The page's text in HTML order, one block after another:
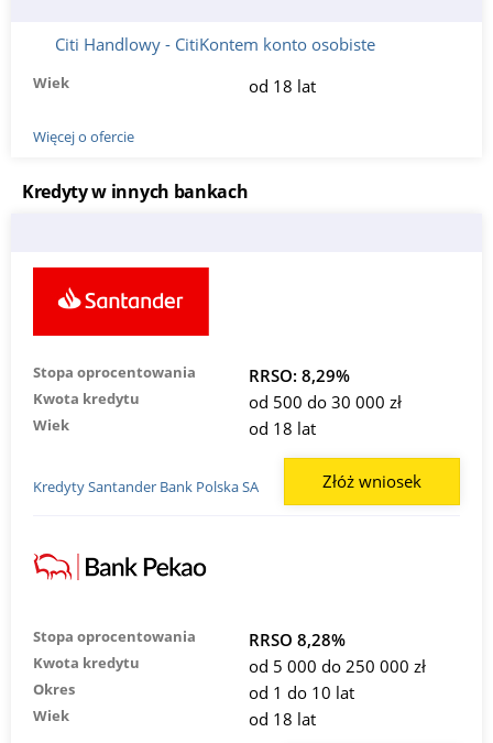
Citi Handlowy - CitiKontem konto osobiste
Wiek od 18 lat
Więcej o ofercie
Kredyty w innych bankach
Stopa oprocentowania RRSO: 8,29%
Kwota kredytu od 500 do 30 000 zł
Wiek od 18 lat
Kredyty Santander Bank Polska SA Złóż wniosek
Stopa oprocentowania RRSO 8,28%
Kwota kredytu od 5 000 do 250 000 zł
Okres od 1 do 10 lat
Wiek od 18 lat